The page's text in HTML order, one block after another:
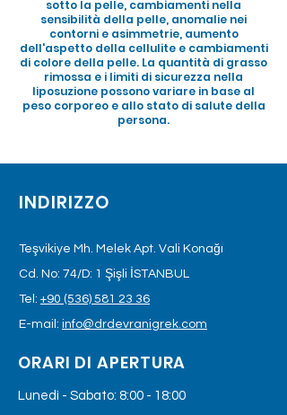
sotto la pelle, cambiamenti nella
sensibilità della pelle, anomalie nei
contorni e asimmetrie, aumento
dell'aspetto della cellulite e cambiamenti
di colore della pelle. La quantità di grasso
rimossa e i limiti di sicurezza nella
liposuzione possono variare in base al
peso corporeo e allo stato di salute della
persona.
INDIRIZZO
Teşvikiye Mh. Melek Apt. Vali Konağı
Cd. No: 74/D: 1 Şişli İSTANBUL
Tel: +90 (536) 581 23 36
E-mail: info@drdevranigrek.com
ORARI DI APERTURA
Lunedì - Sabato: 8:00 - 18:00